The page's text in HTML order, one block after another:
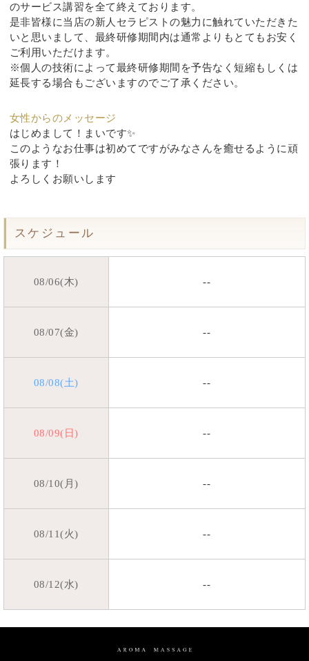
のサービス講習を全て終えております。
是非皆様に当店の新人セラピストの魅力に触れていただきた
いと思いまして、最終研修期間内は通常よりもとてもお安く
ご利用いただけます。
※個人の技術によって最終研修期間を予告なく短縮もしくは
延長する場合もございますのでご了承ください。
女性からのメッセージ
はじめまして！まいです✨
このようなお仕事は初めてですがみなさんを癒せるように頑
張ります！
よろしくお願いします
スケジュール
08/06(木) --
08/07(金) --
08/08(土) --
08/09(日) --
08/10(月) --
08/11(火) --
08/12(水) --